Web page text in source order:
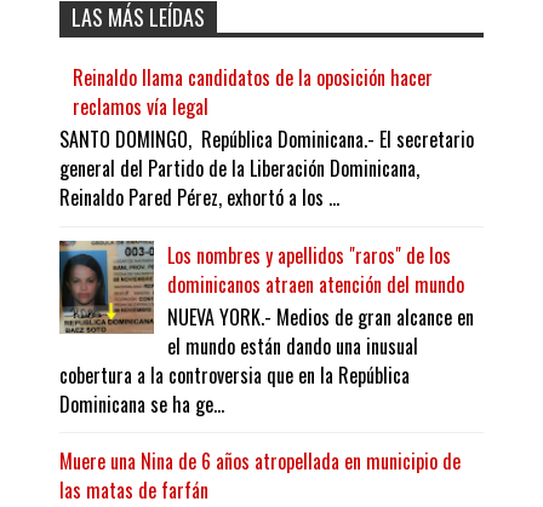
LAS MÁS LEÍDAS
Reinaldo llama candidatos de la oposición hacer
reclamos vía legal
SANTO DOMINGO, República Dominicana.- El secretario
general del Partido de la Liberación Dominicana,
Reinaldo Pared Pérez, exhortó a los ...
Los nombres y apellidos "raros" de los
dominicanos atraen atención del mundo
NUEVA YORK.- Medios de gran alcance en
el mundo están dando una inusual
cobertura a la controversia que en la República
Dominicana se ha ge...
Muere una Nina de 6 años atropellada en municipio de
las matas de farfán